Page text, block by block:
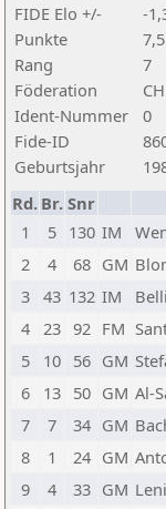
FIDE Elo +/-
-
Punkte
7,5
Rang
7
Föderation
Ident-Nummer
0
Fide-ID
Geburtsjahr
Rd. Br. Snr
1
5 130 IM
2
4 68 GM
3
43 132 IM
4
23 92 FM
5
10 56 GM
6
13 50 GM Al-
7
7 34 GM
8
1 24 GM
9
4 33 GM